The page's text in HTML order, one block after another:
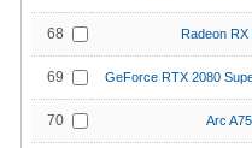
68 Radeon RX
69 GeForce RTX 2080
70 Arc